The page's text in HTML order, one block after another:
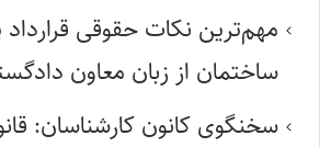
مهم‌ترین نکات حقوقی
ساختمان از زبان معاون
سخنگوی کانون کارشناسان: